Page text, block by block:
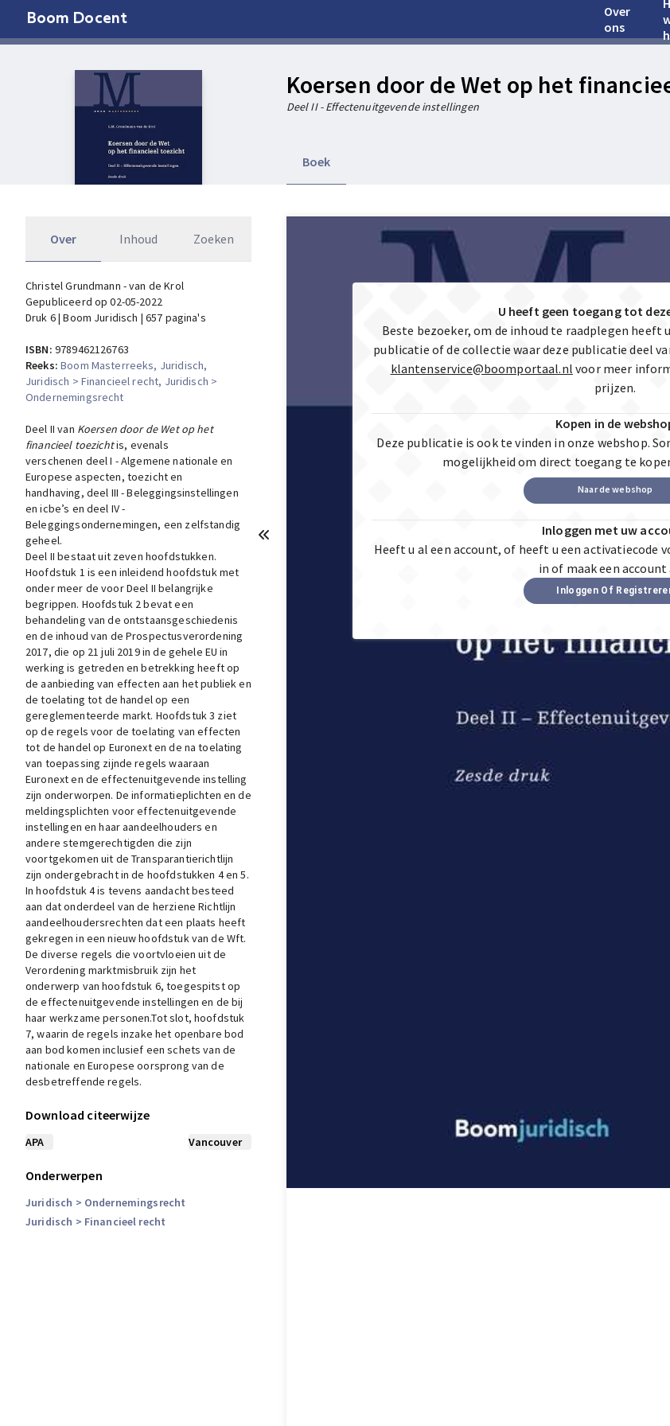
Boom Docent
Over
ons
Koersen door de Wet op het
Deel II - Effectenuitgevende instellingen
Boek
Over Inhoud Zoeken
Christel Grundmann - van de Krol
Gepubliceerd op 02-05-2022
Druk 6 | Boom Juridisch | 657 pagina's
ISBN: 9789462126763
Reeks:Boom Masterreeks, Juridisch,
Juridisch > Financieel recht, Juridisch >
Ondernemingsrecht
Deel II van Koersen door de Wet op het
financieel toezichtis, evenals
verschenen deel I - Algemene nationale en
Europese aspecten, toezicht en
handhaving, deel III - Beleggingsinstellingen
en icbe’s en deel IV -
Beleggingsondernemingen, een zelfstandig
geheel.
Deel II bestaat uit zeven hoofdstukken.
Hoofdstuk 1 is een inleidend hoofdstuk met
onder meer de voor Deel II belangrijke
begrippen. Hoofdstuk 2 bevat een
behandeling van de ontstaansgeschiedenis
en de inhoud van de Prospectusverordening
2017, die op 21 juli 2019 in de gehele EU in
werking is getreden en betrekking heeft op
de aanbieding van effecten aan het publiek en
de toelating tot de handel op een
gereglementeerde markt. Hoofdstuk 3 ziet
op de regels voor de toelating van effecten
tot de handel op Euronext en de na toelating
van toepassing zijnde regels waaraan
Euronext en de effectenuitgevende instelling
zijn onderworpen. De informatieplichten en de
meldingsplichten voor effectenuitgevende
instellingen en haar aandeelhouders en
andere stemgerechtigden die zijn
voortgekomen uit de Transparantierichtlijn
zijn ondergebracht in de hoofdstukken 4 en 5.
In hoofdstuk 4 is tevens aandacht besteed
aan dat onderdeel van de herziene Richtlijn
aandeelhoudersrechten dat een plaats heeft
gekregen in een nieuw hoofdstuk van de Wft.
De diverse regels die voortvloeien uit de
Verordening marktmisbruik zijn het
onderwerp van hoofdstuk 6, toegespitst op
de effectenuitgevende instellingen en de bij
haar werkzame personen.Tot slot, hoofdstuk
7, waarin de regels inzake het openbare bod
aan bod komen inclusief een schets van de
nationale en Europese oorsprong van de
desbetreffende regels.
Download citeerwijze
APA Vancouver
Onderwerpen
Juridisch > Ondernemingsrecht
Juridisch > Financieel recht
U heeft geen toegang tot
Beste bezoeker, om de inhoud te raadplegen heeft
publicatie of de collectie waar deze publicatie deel
klantenservice@boomportaal.nl voor meer
prijzen.
Kopen in de
Deze publicatie is ook te vinden in onze webshop.
mogelijkheid om direct toegang te
Naar de webshop
Inloggen met uw
Heeft u al een account, of heeft u een activatiecode
in of maak een account
Inloggen Of